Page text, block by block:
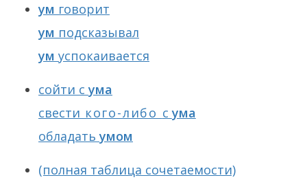
ум говорит
ум подсказывал
ум успокаивается
сойти сума
свести кого-либо сума
обладатьумом
(полная таблица сочетаемости)